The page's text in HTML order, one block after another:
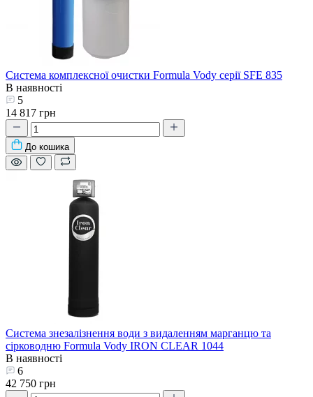
Система комплексної очистки Formula Vody серії SFE 835
В наявності
5
14 817 грн
До кошика
Система знезалізнення води з видаленням марганцю та
сірководню Formula Vody IRON CLEAR 1044
В наявності
6
42 750 грн